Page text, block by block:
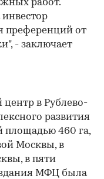
работ.
преференций от
- заключает
в Рублево-
развития
площадью 460 га,
Москвы, в
в пяти
МФЦ была